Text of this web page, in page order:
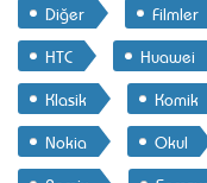
Diğer
Filmler
HTC
Huawei
Klasik
Komik
Nokia
Okul